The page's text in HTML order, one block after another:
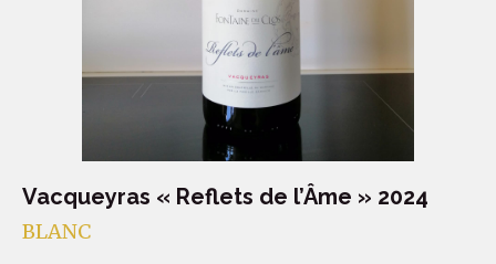
Vacqueyras « Reflets de l’Âme » 2024
BLANC